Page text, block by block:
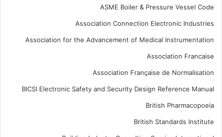
ASME Boiler & Pressure Vessel Code
Association Connection Electronic Industries
Association for the Advancement of Medical Instrumentation
Association Francaise
Association Française de Normalisation
BICSI Electronic Safety and Security Design Reference Manual
British Pharmacopoeia
British Standards Institute